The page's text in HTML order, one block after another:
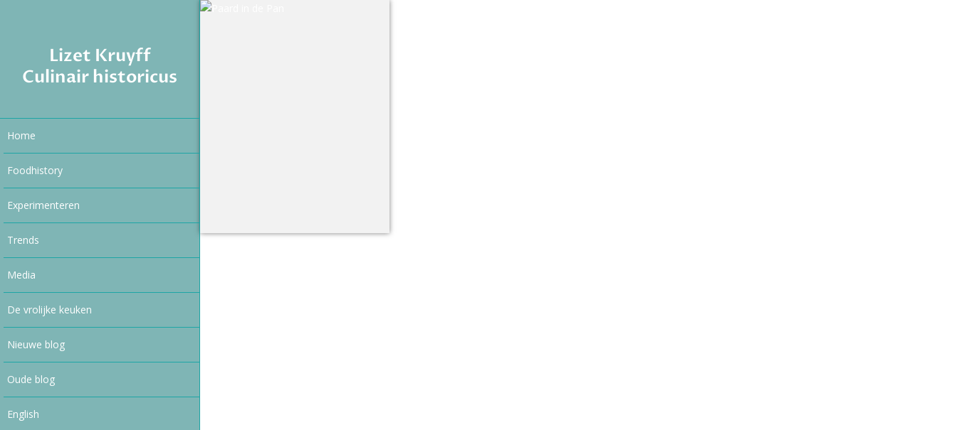
Lizet Kruyff
Culinair historicus
Home
Foodhistory
Experimenteren
Trends
Media
De vrolijke keuken
Nieuwe blog
Oude blog
English